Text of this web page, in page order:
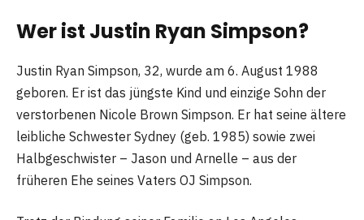
Wer ist Justin Ryan Simpson?
Justin Ryan Simpson, 32, wurde am 6. August 1988
geboren. Er ist das jüngste Kind und einzige Sohn der
verstorbenen Nicole Brown Simpson. Er hat seine ältere
leibliche Schwester Sydney (geb. 1985) sowie zwei
Halbgeschwister – Jason und Arnelle – aus der
früheren Ehe seines Vaters OJ Simpson.